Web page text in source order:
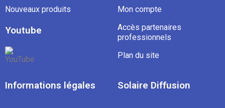
Nouveaux produits
Youtube
Mon compte
Accès partenaires
professionnels
Plan du site
Informations légales Solaire Diffusion